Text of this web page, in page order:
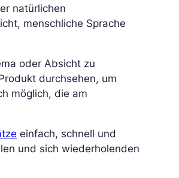
natürlichen
menschliche Sprache
oder Absicht zu
durchsehen, um
möglich, die am
einfach, schnell und
und sich wiederholenden